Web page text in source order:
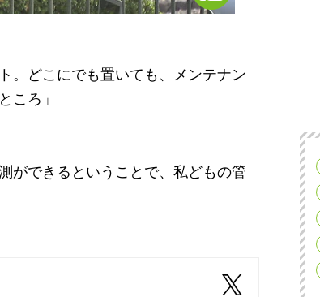
。どこにでも置いても、メンテナン
ころ」
ができるということで、私どもの管